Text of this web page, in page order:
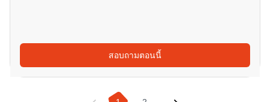
สอบถามตอนนี้